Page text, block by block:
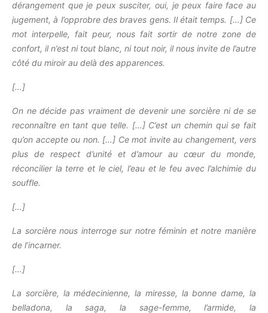
dérangement que je peux susciter, oui, je peux faire face au
jugement, à l’opprobre des braves gens. Il était temps. […] Ce
mot interpelle, fait peur, nous fait sortir de notre zone de
confort, il n’est ni tout blanc, ni tout noir, il nous invite de l’autre
côté du miroir au delà des apparences.
[…]
On ne décide pas vraiment de devenir une sorcière ni de se
reconnaître en tant que telle. […] C’est un chemin qui se fait
qu’on accepte ou non. […] Ce mot invite au changement, vers
plus de respect d’unité et d’amour au cœur du monde,
réconcilier la terre et le ciel, l’eau et le feu avec l’alchimie du
souffle.
[…]
La sorcière nous interroge sur notre féminin et notre manière
de l’incarner.
[…]
La sorcière, la médecinienne, la miresse, la bonne dame, la
belladona, la saga, la sage-femme, l’armide, la